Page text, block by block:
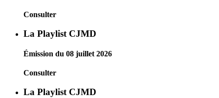
Consulter
La Playlist CJMD
Émission du 08 juillet 2026
Consulter
La Playlist CJMD